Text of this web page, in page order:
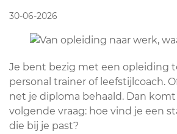
30-06-2026
Je bent bezig met een opleiding
personal trainer of leefstijlcoach.
net je diploma behaald. Dan komt
volgende vraag: hoe vind je een
die bij je past?